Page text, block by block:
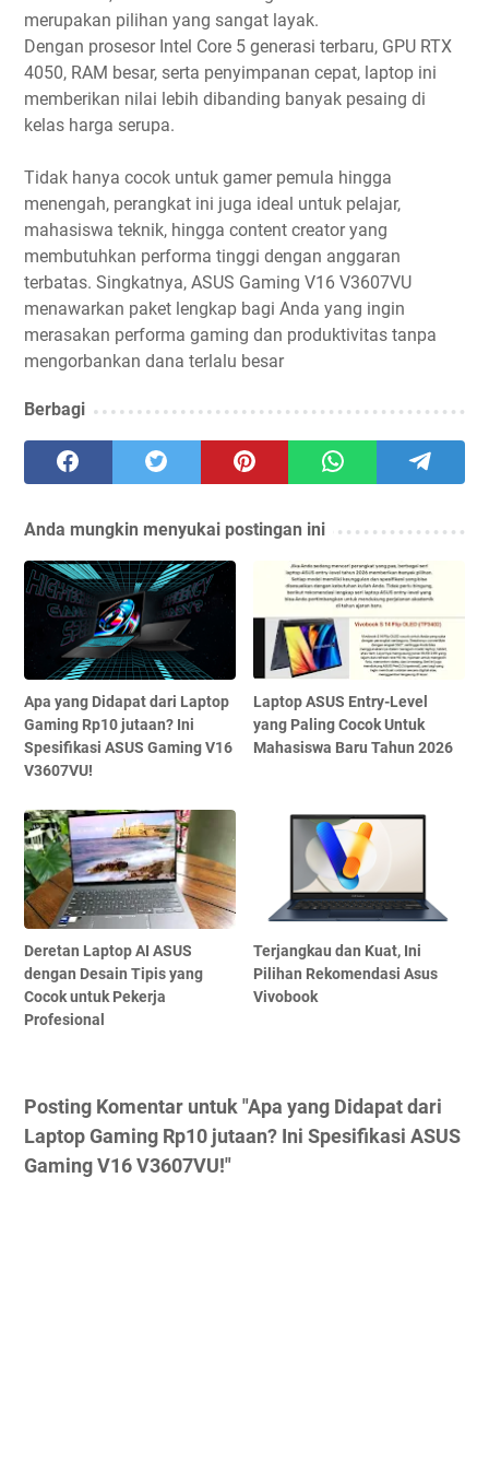
merupakan pilihan yang sangat layak.
Dengan prosesor Intel Core 5 generasi terbaru, GPU RTX
4050, RAM besar, serta penyimpanan cepat, laptop ini
memberikan nilai lebih dibanding banyak pesaing di
kelas harga serupa.
Tidak hanya cocok untuk gamer pemula hingga
menengah, perangkat ini juga ideal untuk pelajar,
mahasiswa teknik, hingga content creator yang
membutuhkan performa tinggi dengan anggaran
terbatas. Singkatnya, ASUS Gaming V16 V3607VU
menawarkan paket lengkap bagi Anda yang ingin
merasakan performa gaming dan produktivitas tanpa
mengorbankan dana terlalu besar
Berbagi
Anda mungkin menyukai postingan ini
Apa yang Didapat dari Laptop
Gaming Rp10 jutaan? Ini
Spesifikasi ASUS Gaming V16
V3607VU!
Laptop ASUS Entry-Level
yang Paling Cocok Untuk
Mahasiswa Baru Tahun 2026
Deretan Laptop AI ASUS
dengan Desain Tipis yang
Cocok untuk Pekerja
Profesional
Terjangkau dan Kuat, Ini
Pilihan Rekomendasi Asus
Vivobook
Posting Komentar untuk "Apa yang Didapat dari
Laptop Gaming Rp10 jutaan? Ini Spesifikasi ASUS
Gaming V16 V3607VU!"